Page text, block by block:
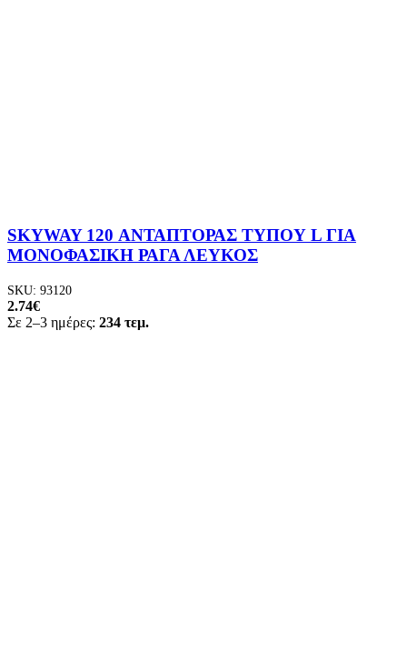
SKYWAY 120 ΑΝΤΑΠΤΟΡΑΣ ΤΥΠΟΥ L ΓΙΑ
ΜΟΝΟΦΑΣΙΚΗ ΡΑΓΑ ΛΕΥΚΟΣ
SKU: 93120
2.74€
Σε 2–3 ημέρες: 234 τεμ.